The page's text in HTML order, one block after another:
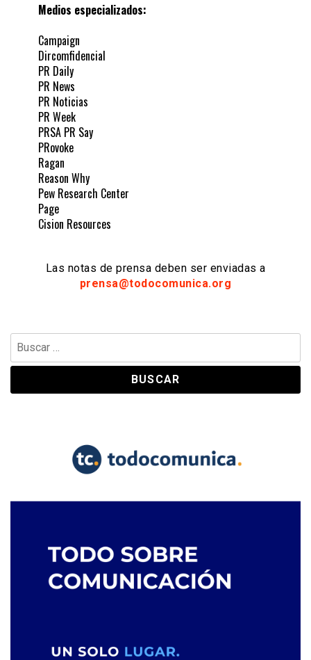
Medios especializados:
Campaign
Dircomfidencial
PR Daily
PR News
PR Noticias
PR Week
PRSA PR Say
PRovoke
Ragan
Reason Why
Pew Research Center
Page
Cision Resources
Las notas de prensa deben ser enviadas a
prensa@todocomunica.org
Buscar: